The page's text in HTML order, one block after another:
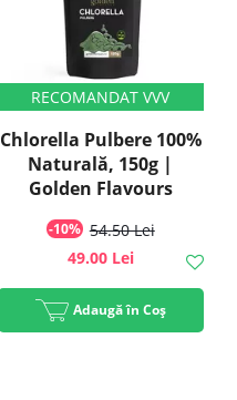
Chlorella Pulbere 100%
Naturală, 150g |
Golden Flavours
-10% 54.50 Lei
49.00 Lei
Adaugă în Coș